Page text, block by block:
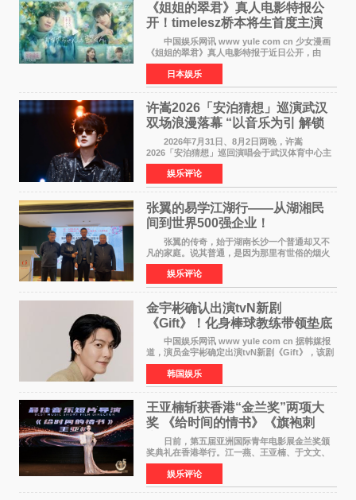
《姐姐的翠君》真人电影特报公
开！timelesz桥本将生首度主演
12月4日上映
中国娱乐网讯 www yule com cn 少女漫画
《姐姐的翠君》真人电影特报于近日公开，由
timelesz成员桥本将生担任主演，这也是他首次
担任电影主演，引发高度关注。 女高中生咲
苗翠（中岛瑠菜
日本娱乐
许嵩2026「安泊猜想」巡演武汉
双场浪漫落幕 “以音乐为引 解锁
江城记忆”
2026年7月31日、8月2日两晚，许嵩
2026「安泊猜想」巡回演唱会于武汉体育中心主
体育场盛大开唱。许嵩与数万歌迷在此相聚，从
浪漫惬意的舞台设计到充满诚意与惊喜的现场互
动，共同开启了一场关于
娱乐评论
张翼的易学江湖行——从湖湘民
间到世界500强企业！
张翼的传奇，始于湖南长沙一个普通却又不
凡的家庭。说其普通，是因为那里有世俗的烟火
气；说其不凡，是因为家中有一位洞悉天地玄机
的长者——他的爷爷。作为当地的风水师，爷爷
是张翼走进易学
娱乐评论
金宇彬确认出演tvN新剧
《Gift》！化身棒球教练带领垫底
球队逆袭
中国娱乐网讯 www yule com cn 据韩媒报
道，演员金宇彬确定出演tvN新剧《Gift》，该剧
预计将于下半年播出，引发观众高度期待。
本剧改编自同名网络漫画，讲述一位经历意外事
故后获得特殊
韩国娱乐
王亚楠斩获香港“金兰奖”两项大
奖 《给时间的情书》《旗袍刺
客》双双获肯定
日前，第五届亚洲国际青年电影展金兰奖颁
奖典礼在香港举行。江一燕、王亚楠、于文文、
李东学等知名演员出席活动。著名演员、导演王
亚楠凭借音乐故事片《给时间的情书》和院线电
影《旗袍刺客》
娱乐评论